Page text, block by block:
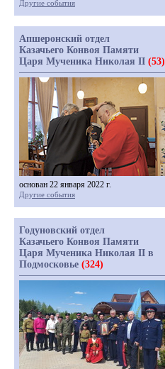
Другие события
Апшеронский отдел
Казачьего Конвоя Памяти
Царя Мученика Николая II (53)
основан 22 января 2022 г.
Другие события
Годуновский отдел
Казачьего Конвоя Памяти
Царя Мученика Николая II в
Подмосковье (324)